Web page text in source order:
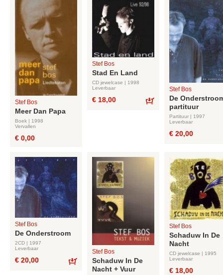
Stef Bos
Meer Dan Papa
Boek | 1998
Vervallen
€ 0,00
Stef Bos
Stad En Land
CD jewelcase | 1998
Leverbaar
€ 18,00
Stef Bos
De
partituur
Partituur | 1997
Leverbaar
€ 20,00
Stef Bos
De Onderstroom
2CD | 1997
Leverbaar
€ 20,00
Stef Bos
Schaduw In De
Nacht + Vuur
Stef Bos
Schaduw In De
Nacht
CD jewelcase | 1995
Leverbaar
€ 18,00